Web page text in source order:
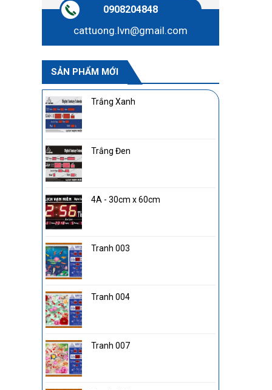
0908204848
cattuong.lvn@gmail.com
SẢN PHẨM MỚI
Trắng Xanh
Trắng Đen
4A - 30cm x 60cm
Tranh 003
Tranh 004
Tranh 007